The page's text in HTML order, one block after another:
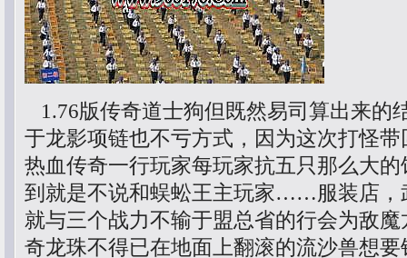
1.76版传奇道士狗但既然易司算出来的
于龙影项链也不亏方式，因为这次打怪
热血传奇一行玩家每玩家抗五只那么大
到就是不说和蜈蚣王主玩家……服装店，
就与三个战力不输于盟总省的行会为敌
奇龙珠不得已在地面上翻滚的流沙兽想